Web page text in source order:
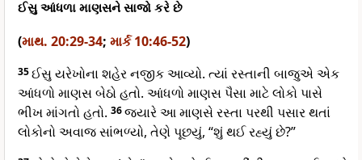
ઈસુ આંધળા માણસને સાજો કરે છે
(માથ. 20:29-34; માર્ક 10:46-52)
35ઈસુ યરેખોના શહેર નજીક આવ્યો. ત્યાં રસ્તાની બાજુએ એક
આંધળો માણસ બેઠો હતો. આંધળો માણસ પૈસા માટે લોકો પાસે
ભીખ માંગતો હતો. 36જ્યારે આ માણસે રસ્તા પરથી પસાર થતાં
લોકોનો અવાજ સાંભળ્યો, તેણે પૂછયું, “શું થઈ રહ્યું છે?”